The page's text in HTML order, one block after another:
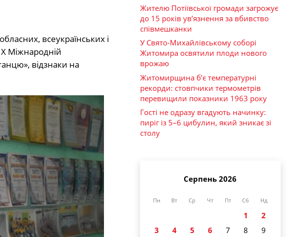
всеукраїнських і
Міжнародній
відзнаки на
Жителю Потіївської громади загрожує
до 15 років ув’язнення за вбивство
співмешканки
У Свято-Михайлівському соборі
Житомира освятили плоди нового
врожаю
Житомирщина б’є температурні
рекорди: стовпчики термометрів
перевищили показники 1963 року
Гості не одразу вгадують начинку:
пиріг із 5–6 цибулин, який зникає зі
столу
Серпень 2026
Пн Вт Ср Чт Пт Сб Нд
1
2
3
4 5 6 7 8
9